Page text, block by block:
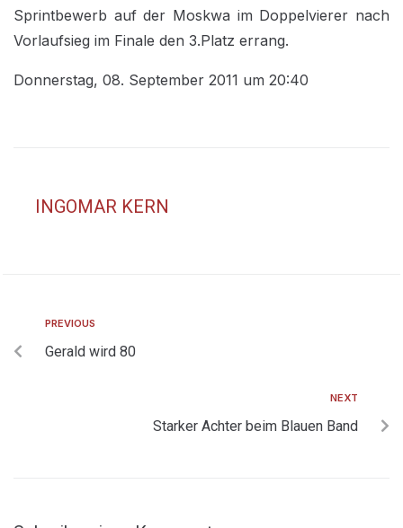
Sprintbewerb auf der Moskwa im Doppelvierer nach
Vorlaufsieg im Finale den 3.Platz errang.
Donnerstag, 08. September 2011 um 20:40
INGOMAR KERN
PREVIOUS
Gerald wird 80
NEXT
Starker Achter beim Blauen Band